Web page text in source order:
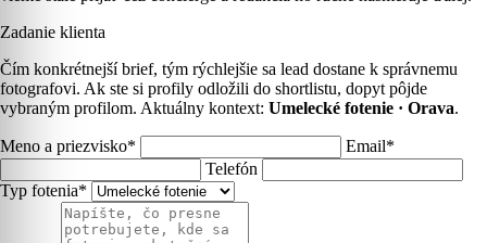
Zadanie klienta
Čím konkrétnejší brief, tým rýchlejšie sa lead dostane k správnemu
fotografovi. Ak ste si profily odložili do shortlistu, dopyt pôjde
vybraným profilom. Aktuálny kontext: Umelecké fotenie · Orava.
Meno a priezvisko*
Email*
Telefón
Typ fotenia*